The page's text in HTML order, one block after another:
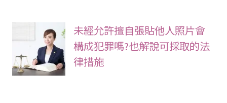
未經允許擅自張貼他人照片會
構成犯罪嗎?也解說可採取的法
律措施